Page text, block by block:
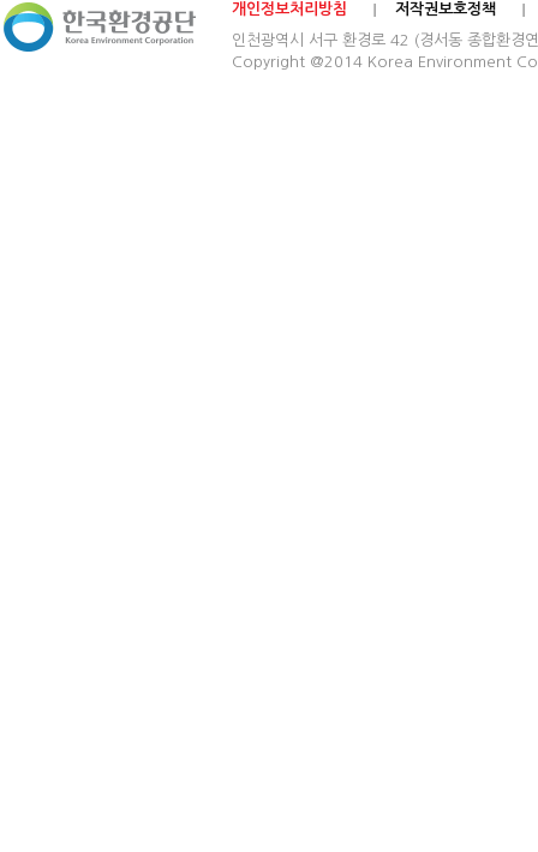
개인정보처리방침
저작권보호정책
인천광역시 서구 환경로 42 (경서동 종합
Copyright @2014 Korea Environment